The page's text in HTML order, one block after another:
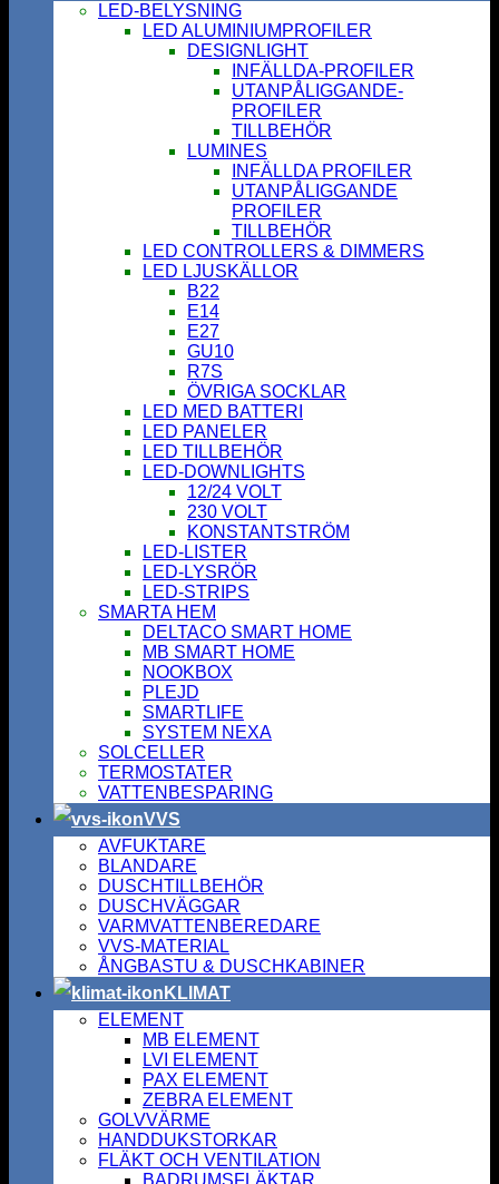
LED-BELYSNING
LED ALUMINIUMPROFILER
DESIGNLIGHT
INFÄLLDA-PROFILER
UTANPÅLIGGANDE-
PROFILER
TILLBEHÖR
LUMINES
INFÄLLDA PROFILER
UTANPÅLIGGANDE
PROFILER
TILLBEHÖR
LED CONTROLLERS & DIMMERS
LED LJUSKÄLLOR
B22
E14
E27
GU10
R7S
ÖVRIGA SOCKLAR
LED MED BATTERI
LED PANELER
LED TILLBEHÖR
LED-DOWNLIGHTS
12/24 VOLT
230 VOLT
KONSTANTSTRÖM
LED-LISTER
LED-LYSRÖR
LED-STRIPS
SMARTA HEM
DELTACO SMART HOME
MB SMART HOME
NOOKBOX
PLEJD
SMARTLIFE
SYSTEM NEXA
SOLCELLER
TERMOSTATER
VATTENBESPARING
VVS
AVFUKTARE
BLANDARE
DUSCHTILLBEHÖR
DUSCHVÄGGAR
VARMVATTENBEREDARE
VVS-MATERIAL
ÅNGBASTU & DUSCHKABINER
KLIMAT
ELEMENT
MB ELEMENT
LVI ELEMENT
PAX ELEMENT
ZEBRA ELEMENT
GOLVVÄRME
HANDDUKSTORKAR
FLÄKT OCH VENTILATION
BADRUMSFLÄKTAR